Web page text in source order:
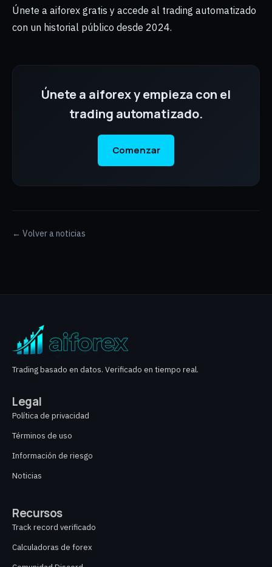
Únete a aiforex gratis y accede al trading automatizado
con un historial público desde 2024.
Únete a aiforex y empieza con el
trading automatizado.
Comenzar
← Volver a noticias
Trading basado en datos. Verificado en tiempo real.
Legal
Política de privacidad
Términos de uso
Información de riesgo
Noticias
Recursos
Track record verificado
Calculadoras de forex